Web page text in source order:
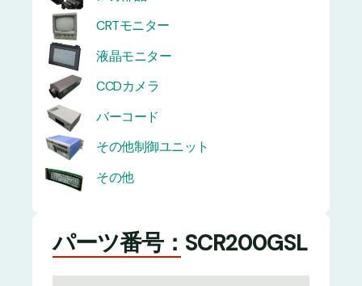
CRTモニター
液晶モニター
CCDカメラ
バーコード
その他制御ユニット
その他
パーツ番号：SCR200GSL